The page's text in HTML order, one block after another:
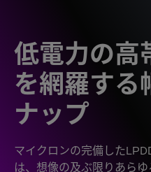
低電力の高
を網羅する
ナップ
マイクロンの完備した
は、想像の及ぶ限りあら